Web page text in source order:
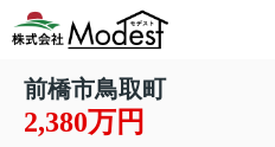
前橋市鳥取町
2,380万円